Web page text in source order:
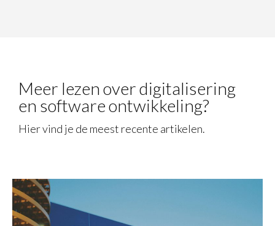
Meer lezen over digitalisering
en software ontwikkeling?
Hier vind je de meest recente artikelen.